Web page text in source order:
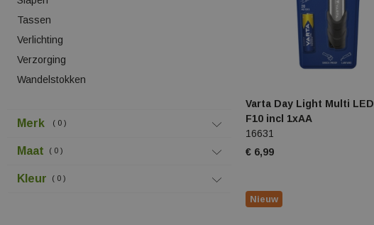
Tassen
Verlichting
Verzorging
Wandelstokken
Merk 0
Maat 0
Kleur 0
Varta Day Light Multi LED
F10 incl 1xAA
16631
€ 6,99
Nieuw